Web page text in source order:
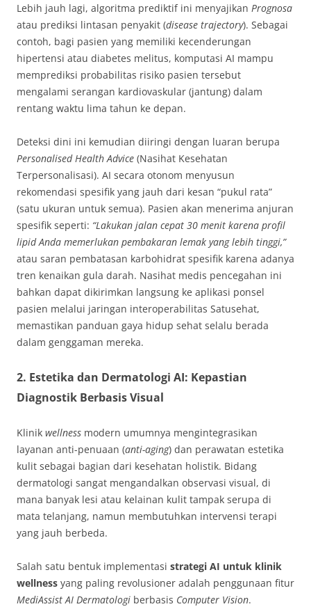
Lebih jauh lagi, algoritma prediktif ini menyajikan Prognosa
atau prediksi lintasan penyakit (disease trajectory). Sebagai
contoh, bagi pasien yang memiliki kecenderungan
hipertensi atau diabetes melitus, komputasi AI mampu
memprediksi probabilitas risiko pasien tersebut
mengalami serangan kardiovaskular (jantung) dalam
rentang waktu lima tahun ke depan.
Deteksi dini ini kemudian diiringi dengan luaran berupa
Personalised Health Advice (Nasihat Kesehatan
Terpersonalisasi). AI secara otonom menyusun
rekomendasi spesifik yang jauh dari kesan “pukul rata”
(satu ukuran untuk semua). Pasien akan menerima anjuran
spesifik seperti: “Lakukan jalan cepat 30 menit karena profil
lipid Anda memerlukan pembakaran lemak yang lebih tinggi,”
atau saran pembatasan karbohidrat spesifik karena adanya
tren kenaikan gula darah. Nasihat medis pencegahan ini
bahkan dapat dikirimkan langsung ke aplikasi ponsel
pasien melalui jaringan interoperabilitas Satusehat,
memastikan panduan gaya hidup sehat selalu berada
dalam genggaman mereka.
2. Estetika dan Dermatologi AI: Kepastian
Diagnostik Berbasis Visual
Klinik wellness modern umumnya mengintegrasikan
layanan anti-penuaan (anti-aging) dan perawatan estetika
kulit sebagai bagian dari kesehatan holistik. Bidang
dermatologi sangat mengandalkan observasi visual, di
mana banyak lesi atau kelainan kulit tampak serupa di
mata telanjang, namun membutuhkan intervensi terapi
yang jauh berbeda.
Salah satu bentuk implementasi strategi AI untuk klinik
wellness yang paling revolusioner adalah penggunaan fitur
MediAssist AI Dermatologi berbasis Computer Vision.